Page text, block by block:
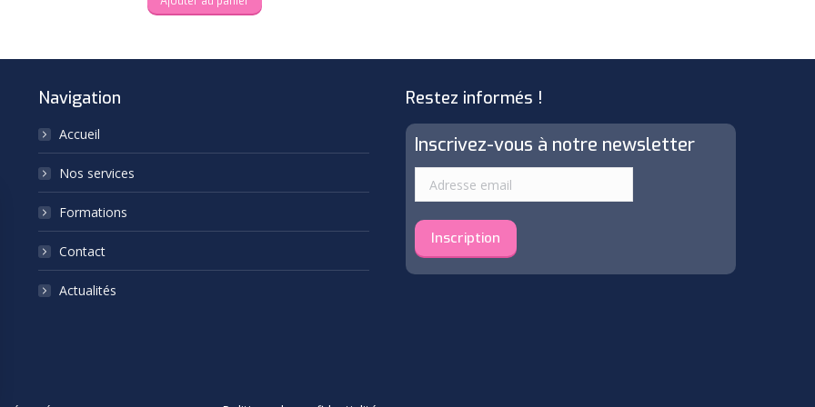
variants.
may
be
chosen
Navigation
Accueil
Nos services
Formations
Contact
Actualités
Restez informés !
Inscrivez-vous à notre newsletter